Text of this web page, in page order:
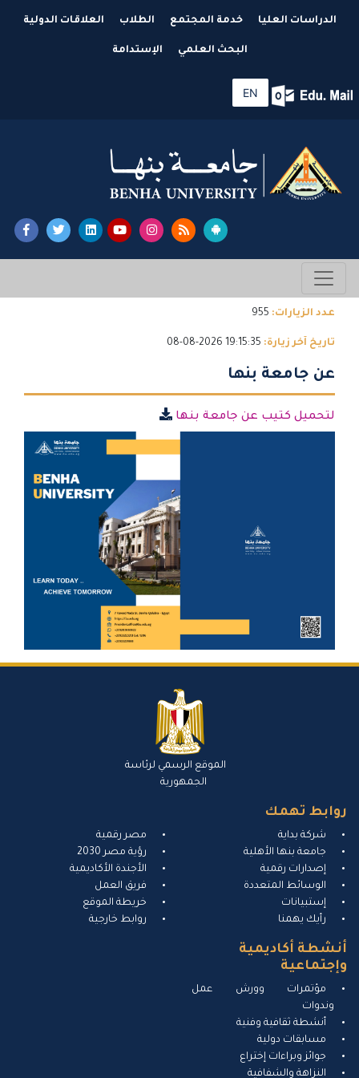
الدراسات العليا خدمة المجتمع الطلاب العلاقات الدولية
البحث العلمي الإستدامة
EN
عدد الزيارات: 955
تاريخ آخر زيارة: 19:15:35 2026-08-08
عن جامعة بنها
لتحميل كتيب عن جامعة بنها
الموقع الرسمي لرئاسة
الجمهورية
روابط تهمك
شركة بداية
جامعة بنها الأهلية
إصدارات رقمية
الوسائط المتعددة
إستبيانات
رأيك يهمنا
مصر رقمية
رؤية مصر 2030
الأجندة الأكاديمية
فريق العمل
خريطة الموقع
روابط خارجية
أنشطة أكاديمية
وإجتماعية
مؤتمرات وورش عمل
وندوات
أنشطة ثقافية وفنية
مسابقات دولية
جوائز وبراءات إختراع
النزاهة والشفافية